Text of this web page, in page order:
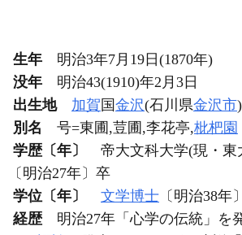
生年
明治3年7月19日(1870年)
没年
明治43(1910)年2月3日
出生地
加賀 国金沢(石川県金沢市)
別名
号=東圃,荳圃,李花亭,枇杷園
学歴〔年〕
帝大文科大学(現・
〔明治27年〕卒
学位〔年〕
文学博士 〔明治38年〕
経歴
明治27年「心学の伝統」を